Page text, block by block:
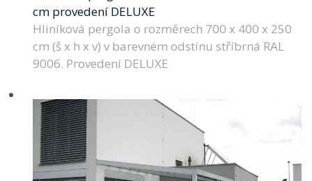
cm provedení DELUXE
Hliníková pergola o rozměrech 700 x 400 x 250
cm (š x h x v) v barevném odstínu stříbrná RAL
9006. Provedení DELUXE